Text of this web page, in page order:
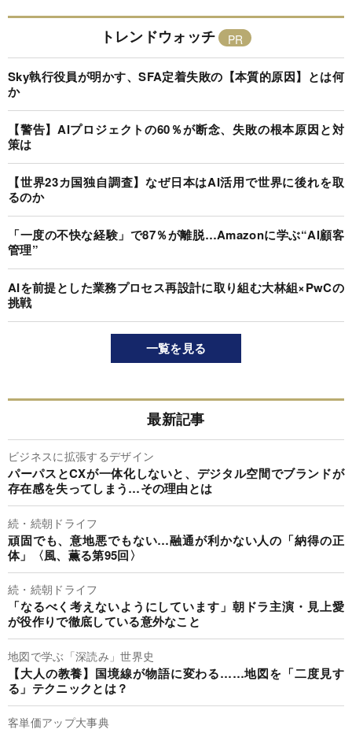
トレンドウォッチ
Sky執行役員が明かす、SFA定着失敗の【本質的原因】とは何
か
【警告】AIプロジェクトの60％が断念、失敗の根本原因と対
策は
【世界23カ国独自調査】なぜ日本はAI活用で世界に後れを取
るのか
「一度の不快な経験」で87％が離脱…Amazonに学ぶ“AI顧客
管理”
AIを前提とした業務プロセス再設計に取り組む大林組×PwCの
挑戦
一覧を見る
最新記事
ビジネスに拡張するデザイン
パーパスとCXが一体化しないと、デジタル空間でブランドが
存在感を失ってしまう…その理由とは
続・続朝ドライフ
頑固でも、意地悪でもない…融通が利かない人の「納得の正
体」〈風、薫る第95回〉
続・続朝ドライフ
「なるべく考えないようにしています」朝ドラ主演・見上愛
が役作りで徹底している意外なこと
地図で学ぶ「深読み」世界史
【大人の教養】国境線が物語に変わる……地図を「二度見す
る」テクニックとは？
客単価アップ大事典